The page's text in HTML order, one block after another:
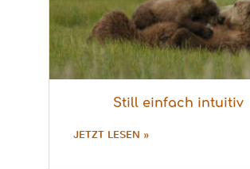
Still einfach intuitiv
JETZT LESEN »